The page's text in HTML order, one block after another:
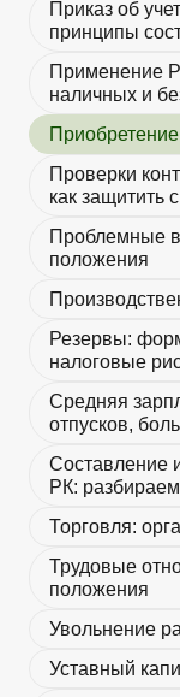
Приказ об
принципы
Применение
наличных и
Проверки
как защитить
Проблемные
положения
Резервы:
налоговые
Средняя
отпусков,
Составление
РК:
Торговля:
Трудовые
положения
Увольнение
Уставный